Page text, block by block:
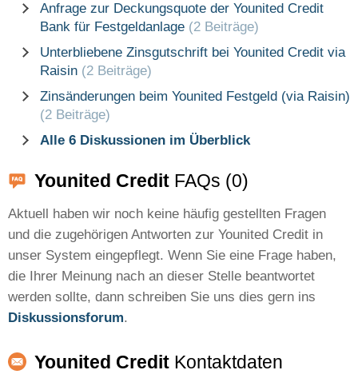
Anfrage zur Deckungsquote der Younited Credit
Bank für Festgeldanlage (2 Beiträge)
Unterbliebene Zinsgutschrift bei Younited Credit via
Raisin (2 Beiträge)
Zinsänderungen beim Younited Festgeld (via Raisin)
(2 Beiträge)
Alle 6 Diskussionen im Überblick
Younited Credit FAQs (0)
Aktuell haben wir noch keine häufig gestellten Fragen
und die zugehörigen Antworten zur Younited Credit in
unser System eingepflegt. Wenn Sie eine Frage haben,
die Ihrer Meinung nach an dieser Stelle beantwortet
werden sollte, dann schreiben Sie uns dies gern ins
Diskussionsforum.
Younited Credit Kontaktdaten